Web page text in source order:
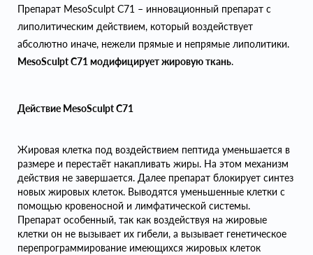
Препарат MesoSculpt C71 – инновационный препарат с
липолитическим действием, который воздействует
абсолютно иначе, нежели прямые и непрямые липолитики.
MesoSculpt C71 модифицирует жировую ткань.
Действие MesoSculpt C71
Жировая клетка под воздействием пептида уменьшается в
размере и перестаёт накапливать жиры. На этом механизм
действия не завершается. Далее препарат блокирует синтез
новых жировых клеток. Выводятся уменьшенные клетки с
помощью кровеносной и лимфатической системы.
Препарат особенный, так как воздействуя на жировые
клетки он не вызывает их гибели, а вызывает генетическое
перепрограммирование имеющихся жировых клеток